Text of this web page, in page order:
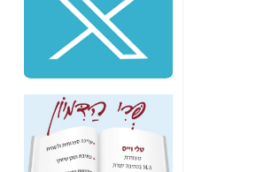
שלמה פילבר (עד
לאחרונה מנכ"ל משרד
התקשורת) - עד
מדינה? הצחקתם
"יש אפליה בחקירה"?
חשיפה: למה השר
משה כחלון לא נחקר
עד היום? -
כאן